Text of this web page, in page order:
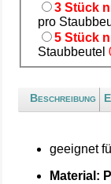
pro
Staubbeutel
Beschreibung
geeignet
Material: